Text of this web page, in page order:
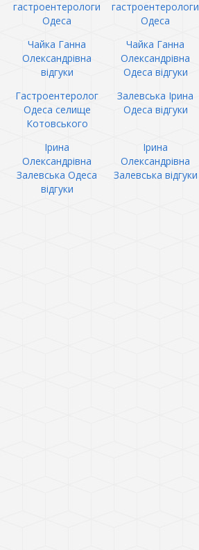
гастроентерологи
Одеса
гастроентерологи
Одеса
Чайка Ганна
Олександрівна
відгуки
Чайка Ганна
Олександрівна
Одеса відгуки
Гастроентеролог
Одеса селище
Котовського
Залевська Ірина
Одеса відгуки
Ірина
Олександрівна
Залевська Одеса
відгуки
Ірина
Олександрівна
Залевська відгуки